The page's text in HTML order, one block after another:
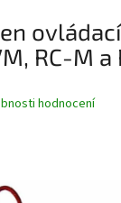
RC-M a
hodnocení